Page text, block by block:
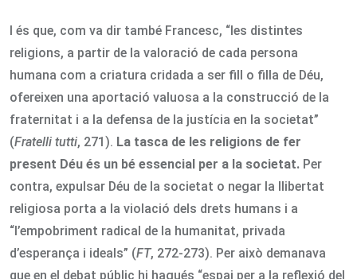
I és que, com va dir també Francesc, “les distintes
religions, a partir de la valoració de cada persona
humana com a criatura cridada a ser fill o filla de Déu,
ofereixen una aportació valuosa a la construcció de la
fraternitat i a la defensa de la justícia en la societat”
(Fratelli tutti, 271). La tasca de les religions de fer
present Déu és un bé essencial per a la societat. Per
contra, expulsar Déu de la societat o negar la llibertat
religiosa porta a la violació dels drets humans i a
“l’empobriment radical de la humanitat, privada
d’esperança i ideals” (FT, 272-273). Per això demanava
que en el debat públic hi hagués “espai per a la reflexió del